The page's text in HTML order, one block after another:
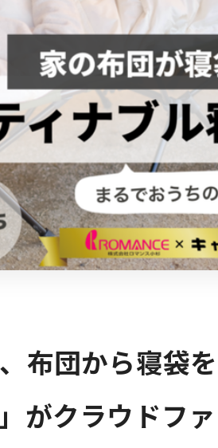
布団から寝袋
がクラウドフ